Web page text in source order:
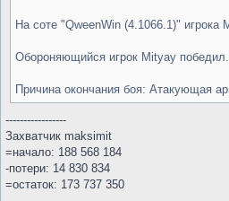
На соте "QweenWin (4.1066.1)" игрока
Обороняющийся игрок Mityay победил.
Причина окончания боя: Атакующая
-----------------
Захватчик maksimit
=начало: 188 568 184
-потери: 14 830 834
=остаток: 173 737 350